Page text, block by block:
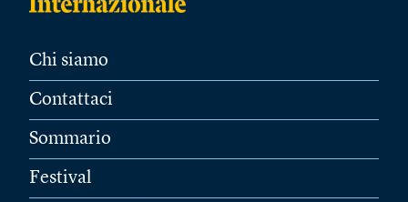
Chi siamo
Contattaci
Sommario
Festival